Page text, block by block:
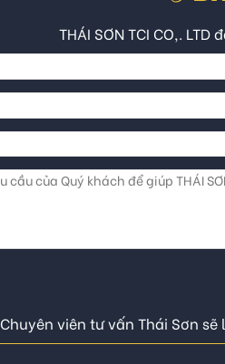
THÁI SƠN TCI CO,.
Chuyên viên tư vấn Thái Sơn